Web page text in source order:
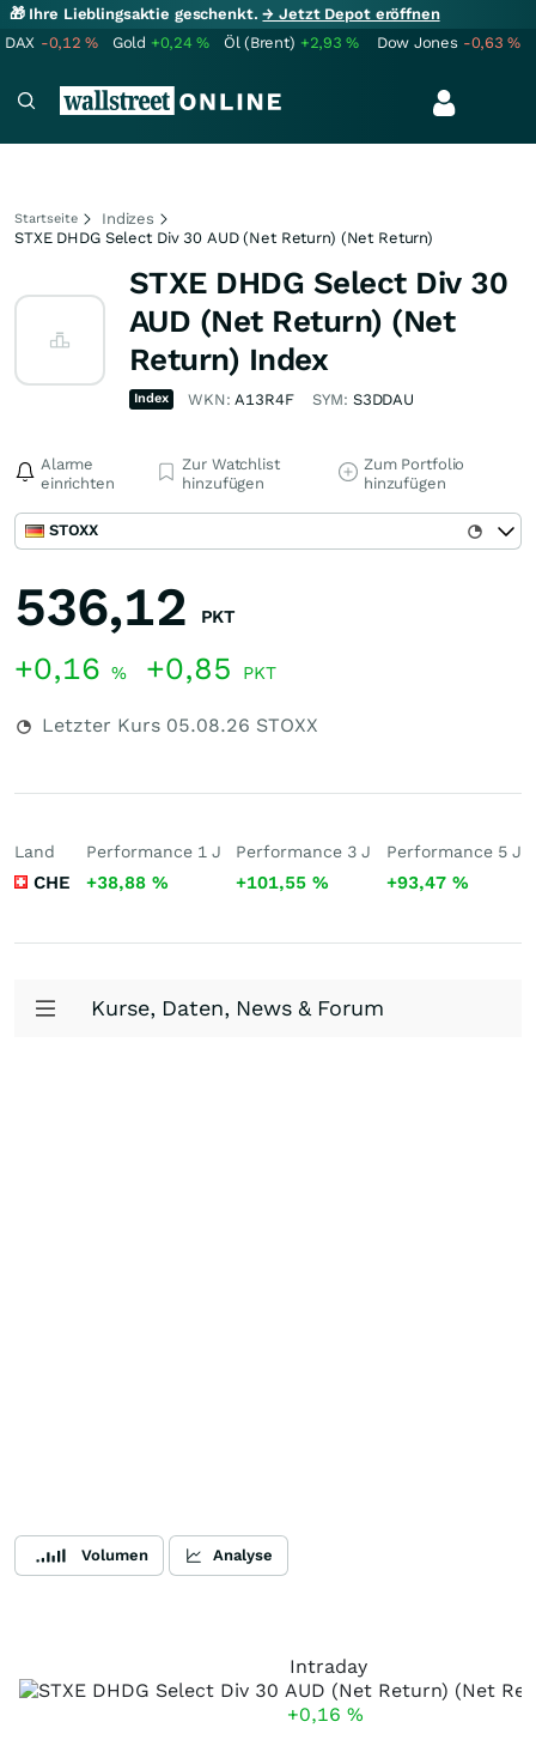
🎁 Ihre Lieblingsaktie geschenkt.→ Jetzt Depot eröffnen
DAX -0,12% Gold +0,24% Öl (Brent) +2,93% Dow Jones -0,63%
Startseite
Indizes
STXE DHDG Select Div 30 AUD (Net Return) (Net Return)
STXE DHDG Select Div 30
AUD (Net Return) (Net
Return) Index
Index WKN:A13R4F SYM: S3DDAU
Alarme
einrichten
Zur Watchlist
hinzufügen
Zum Portfolio
hinzufügen
STOXX
536,12 PKT
+0,16 % +0,85 PKT
Letzter Kurs 05.08.26 STOXX
Land
CHE
Performance 1 J
+38,88 %
Performance 3 J
+101,55%
Performance 5 J
+93,47 %
Kurse, Daten, News & Forum
Volumen Analyse
Intraday
+0,16 %